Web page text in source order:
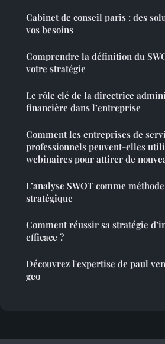
Cabinet de conseil paris : des
vos besoins
Comprendre la définition du
votre stratégie
Le rôle clé de la directrice
financière dans l’entreprise
Comment les entreprises de
professionnels peuvent-elles
webinaires pour attirer de
L’analyse SWOT comme
stratégique
Comment réussir sa stratégie
efficace ?
Découvrez l'expertise de paul
geo